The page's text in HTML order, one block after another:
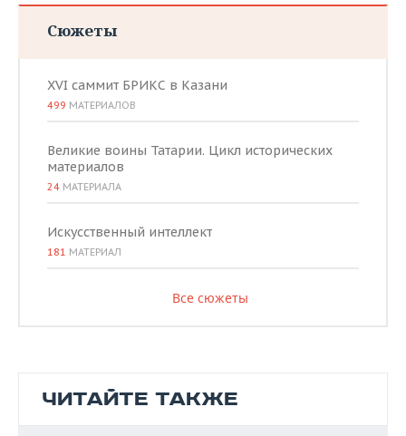
Сюжеты
XVI саммит БРИКС в Казани
499 МАТЕРИАЛОВ
Великие воины Татарии. Цикл исторических
материалов
24 МАТЕРИАЛА
Искусственный интеллект
181 МАТЕРИАЛ
Все сюжеты
ЧИТАЙТЕ ТАКЖЕ